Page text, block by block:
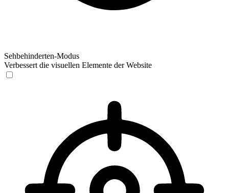
Sehbehinderten-Modus
Verbessert die visuellen Elemente der Website